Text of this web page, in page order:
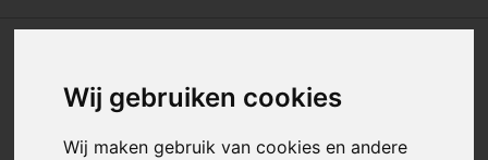
Wij gebruiken cookies
Wij maken gebruik van cookies en andere
Cube